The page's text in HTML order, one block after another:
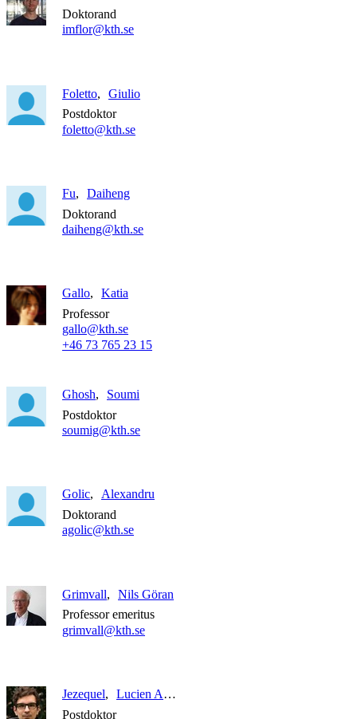
Doktorand
imflor@kth.se
Foletto
Giulio
Postdoktor
foletto@kth.se
Fu
Daiheng
Doktorand
daiheng@kth.se
Gallo
Katia
Professor
gallo@kth.se
+46 73 765 23 15
Ghosh
Soumi
Postdoktor
soumig@kth.se
Golic
Alexandru
Doktorand
agolic@kth.se
Grimvall
Nils Göran
Professor emeritus
grimvall@kth.se
Jezequel
Lucien Alexis
Postdoktor